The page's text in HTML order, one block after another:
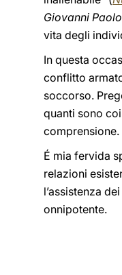
Giovanni
vita degli
In questa
conflitto
soccorso.
quanti sono
comprensione.
É mia fervida
relazioni
l’assistenza
onnipotente.